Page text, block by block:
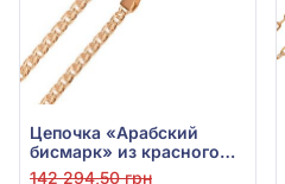
Цепочка «Арабский
бисмарк» из красного
золота 585° без вставки,
142 294,50 грн